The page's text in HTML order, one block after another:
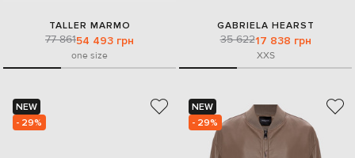
TALLER MARMO
77 86154 493 грн
one size
GABRIELA HEARST
35 62217 838 грн
XXS
NEW
- 29%
NEW
- 29%